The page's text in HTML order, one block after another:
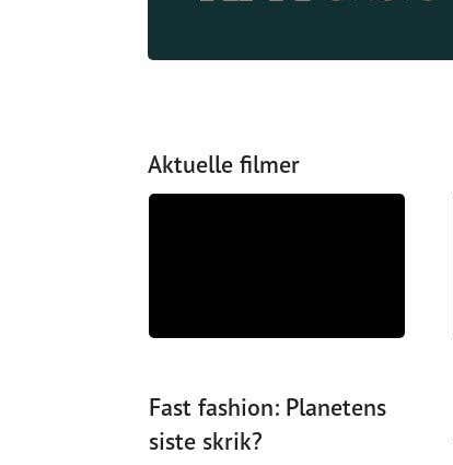
Aktuelle filmer
Fast fashion: Planetens
siste skrik?